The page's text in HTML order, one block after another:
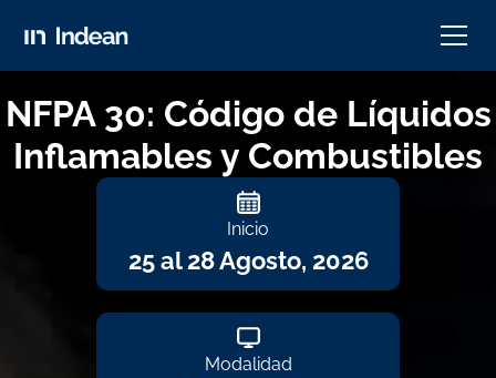
NFPA 30: Código de Líquidos
Inflamables y Combustibles
Inicio
25 al 28 Agosto, 2026
Modalidad